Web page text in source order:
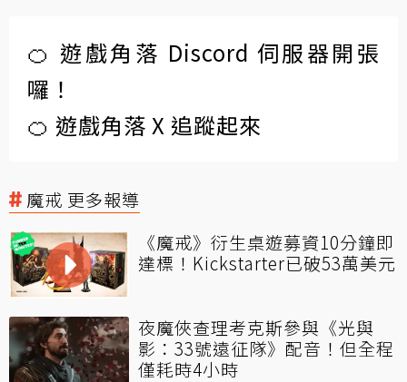
🍊 遊戲角落 Discord 伺服器開張
囉！
🍊 遊戲角落 X 追蹤起來
魔戒 更多報導
《魔戒》衍生桌遊募資10分鐘即
達標！Kickstarter已破53萬美元
夜魔俠查理考克斯參與《光與
影：33號遠征隊》配音！但全程
僅耗時4小時